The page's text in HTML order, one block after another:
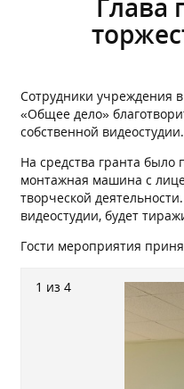
Глава
Сотрудники учреждения
«Общее дело»
собственной видеостудии.
На средства гранта
монтажная машина с
творческой
видеостудии, будет
Гости мероприятия
1 из 4